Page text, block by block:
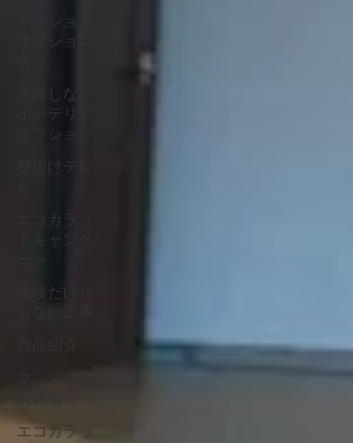
マンション
オプション
失敗しない
インテリア
オプション
壁掛けテレ
エコカラッ
トキャンペ
値段だけじ
エコカラッ